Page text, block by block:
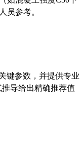
员参考。
键参数，并提供专业
导给出精确推荐值